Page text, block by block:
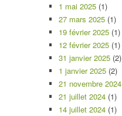
1 mai 2025 (1)
27 mars 2025 (1)
19 février 2025 (1)
12 février 2025 (1)
31 janvier 2025 (2)
1 janvier 2025 (2)
21 novembre 2024
21 juillet 2024 (1)
14 juillet 2024 (1)